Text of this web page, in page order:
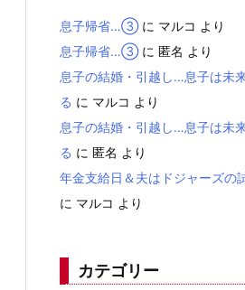
息子帰省…③に マルコ より
息子帰省…③に 匿名 より
息子の結婚・引越し…息子は未
る に マルコ より
息子の結婚・引越し…息子は未
る に 匿名 より
年金支給日＆夫はドジャーズの
に マルコ より
カテゴリー